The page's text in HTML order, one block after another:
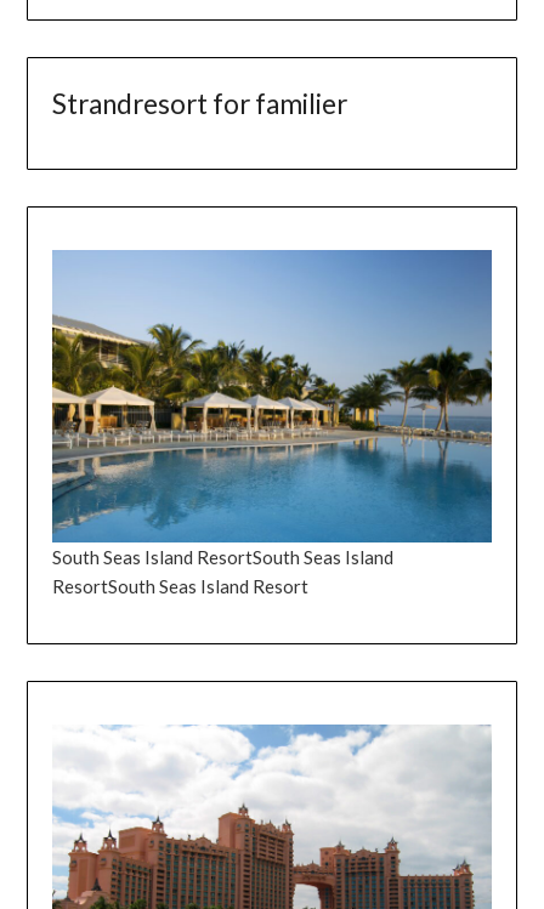
Strandresort for familier
South Seas Island ResortSouth Seas Island
ResortSouth Seas Island Resort